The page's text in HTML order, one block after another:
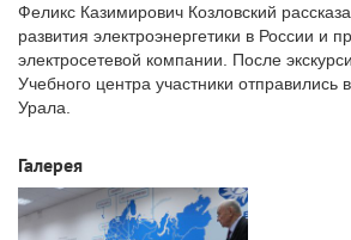
Феликс Казимирович Козловский
развития электроэнергетики в России и
электросетевой компании. После
Учебного центра участники отправились
Урала.
Галерея